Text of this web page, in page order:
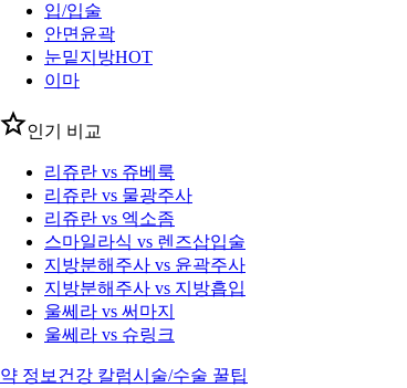
입/입술
안면윤곽
눈밑지방HOT
이마
인기 비교
리쥬란 vs 쥬베룩
리쥬란 vs 물광주사
리쥬란 vs 엑소좀
스마일라식 vs 렌즈삽입술
지방분해주사 vs 윤곽주사
지방분해주사 vs 지방흡입
울쎄라 vs 써마지
울쎄라 vs 슈링크
약 정보 건강 칼럼시술/수술 꿀팁